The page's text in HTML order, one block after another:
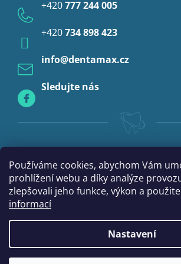
Používáme cookies, abychom Vám
prohlížení webu a díky analýze
zlepšovali jeho funkce, výkon a
informací
Nastavení
Anestezie
Profylaxe
info@dentamax.cz
+420777 244 005
+420734 898 423
Sledujte nás
Vytvořil Shoptet |mime